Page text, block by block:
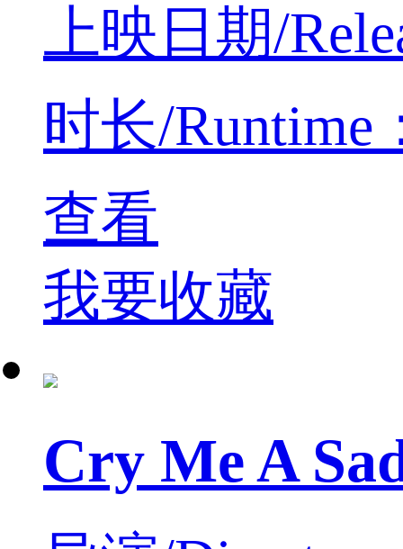
上映日期/
时长/Runtime
查看
我要收藏
Cry Me A